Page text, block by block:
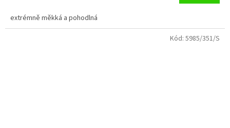
extrémně měkká a pohodlná
Kód: 5985/351/S